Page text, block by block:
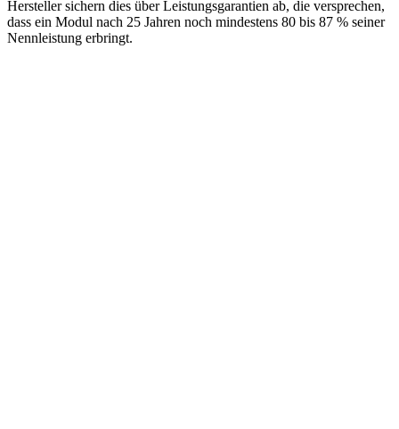
Hersteller sichern dies über Leistungsgarantien ab, die versprechen,
dass ein Modul nach 25 Jahren noch mindestens 80 bis 87 % seiner
Nennleistung erbringt.